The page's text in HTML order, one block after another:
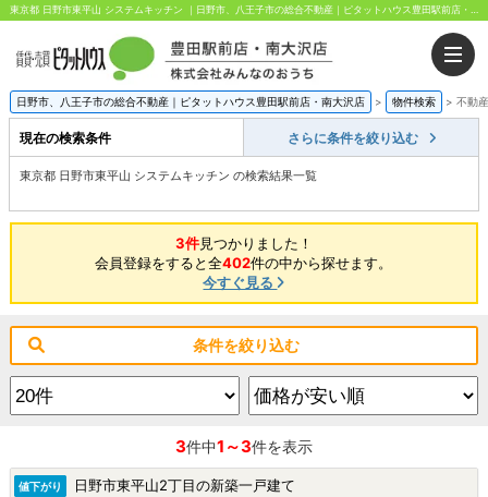
日野市、八王子市の総合不動産｜ピタットハウス豊田駅前店・南大沢店 > 物件検索 > 不動
現在の検索条件 さらに条件を絞り込む
東京都 日野市東平山 システムキッチン の検索結果一覧
3件見つかりました！
会員登録をすると全402件の中から探せます。
今すぐ見る
条件を絞り込む
3件中1～3件を表示
値下がり 日野市東平山2丁目の新築一戸建て